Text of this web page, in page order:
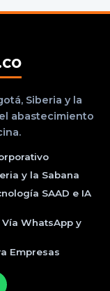
Siberia y la
abastecimiento
y la Sabana
SAAD e IA
WhatsApp y
Empresas